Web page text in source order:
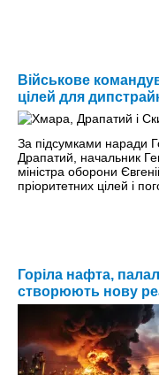
Військове
цілей для
За підсумками наради
Драпатий, начальник
міністра оборони
пріоритетних цілей і
Горіла нафта,
створюють нову